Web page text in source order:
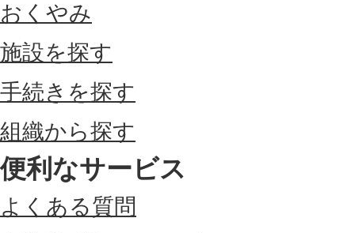
おくやみ
施設を探す
手続きを探す
組織から探す
便利なサービス
よくある質問